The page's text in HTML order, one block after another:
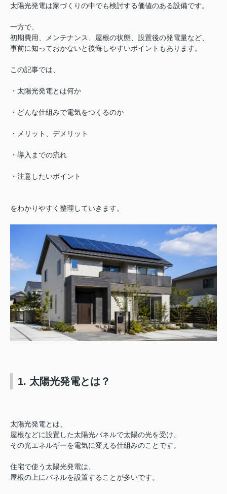
太陽光発電は家づくりの中でも検討する価値のある設備です。
一方で、
初期費用、メンテナンス、屋根の状態、設置後の発電量など、
事前に知っておかないと後悔しやすいポイントもあります。
この記事では、
・太陽光発電とは何か
・どんな仕組みで電気をつくるのか
・メリット、デメリット
・導入までの流れ
・注意したいポイント
をわかりやすく整理していきます。
1. 太陽光発電とは？
太陽光発電とは、
屋根などに設置した太陽光パネルで太陽の光を受け、
その光エネルギーを電気に変える仕組みのことです。
住宅で使う太陽光発電は、
屋根の上にパネルを設置することが多いです。